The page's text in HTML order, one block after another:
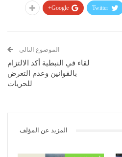
Twitter
Google+
الموضوع التالي
لقاء في النبطية أكد الالتزام
بالقوانين وعدم التعرض
للحريات
المزيد عن المؤلف